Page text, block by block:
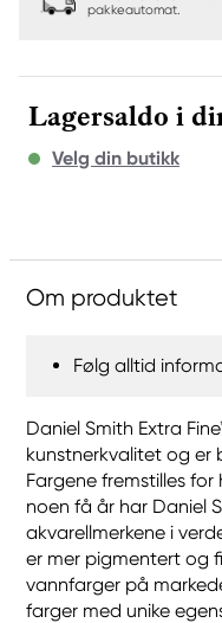
pakkeautomat.
Lagersaldo i
Velg din butikk
Om produktet
Følg alltid
Daniel Smith Extra
kunstnerkvalitet og er
Fargene fremstilles
noen få år har Daniel
akvarellmerkene i
er mer pigmentert og
vannfarger på
farger med unike